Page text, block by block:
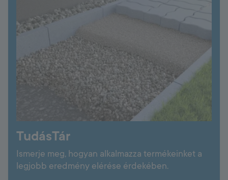
TudásTár
Ismerje meg, hogyan alkalmazza termékeinket a
legjobb eredmény elérése érdekében.